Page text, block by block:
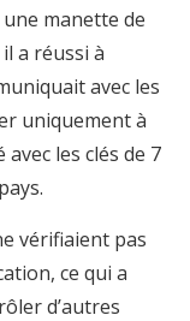
manette de
a réussi à
avec les
uniquement à
les clés de 7
vérifiaient pas
ce qui a
d’autres